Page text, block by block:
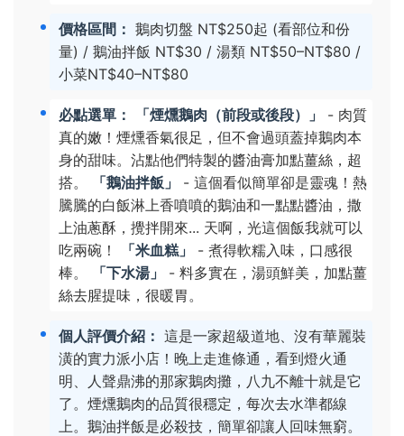
價格區間： 鵝肉切盤 NT$250起 (看部位和份
量) / 鵝油拌飯 NT$30 / 湯類 NT$50–NT$80 /
小菜NT$40–NT$80
必點選單： 「煙燻鵝肉（前段或後段）」
- 肉質
真的嫩！煙燻香氣很足，但不會過頭蓋掉鵝肉本
身的甜味。沾點他們特製的醬油膏加點薑絲，超
搭。
「鵝油拌飯」
- 這個看似簡單卻是靈魂！熱
騰騰的白飯淋上香噴噴的鵝油和一點點醬油，撒
上油蔥酥，攪拌開來... 天啊，光這個飯我就可以
吃兩碗！
「米血糕」
- 煮得軟糯入味，口感很
棒。
「下水湯」
- 料多實在，湯頭鮮美，加點薑
絲去腥提味，很暖胃。
個人評價介紹： 這是一家超級道地、沒有華麗裝
潢的實力派小店！晚上走進條通，看到燈火通
明、人聲鼎沸的那家鵝肉攤，八九不離十就是它
了。煙燻鵝肉的品質很穩定，每次去水準都線
上。鵝油拌飯是必殺技，簡單卻讓人回味無窮。